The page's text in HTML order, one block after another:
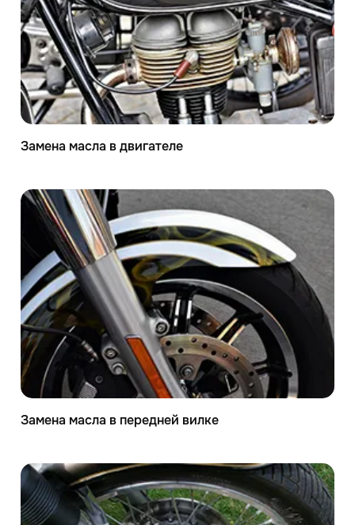
Замена масла в двигателе
Замена масла в передней вилке